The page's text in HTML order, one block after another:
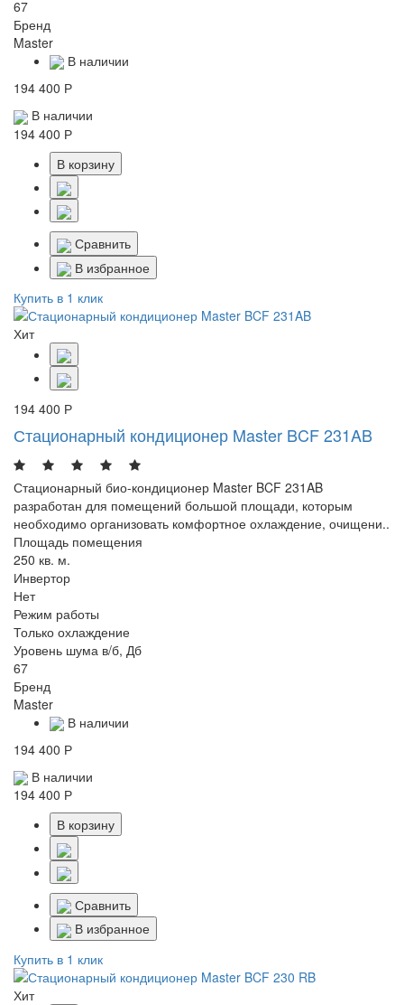
67
Бренд
Master
В наличии
194 400 Р
В наличии
194 400 Р
В корзину
Сравнить
В избранное
Купить в 1 клик
Хит
194 400 Р
Стационарный кондиционер Master BCF 231AB
Стационарный био-кондиционер Master BCF 231AB
разработан для помещений большой площади, которым
необходимо организовать комфортное охлаждение, очищени..
Площадь помещения
250 кв. м.
Инвертор
Нет
Режим работы
Только охлаждение
Уровень шума в/б, Дб
67
Бренд
Master
В наличии
194 400 Р
В наличии
194 400 Р
В корзину
Сравнить
В избранное
Купить в 1 клик
Хит